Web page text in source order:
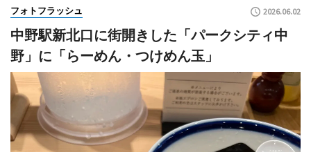
フォトフラッシュ 2026.06.02
中野駅新北口に街開きした「パークシティ中
野」に「らーめん・つけめん玉」